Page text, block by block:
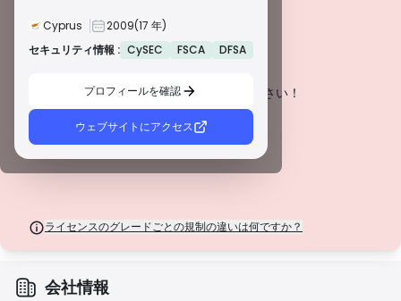
Cyprus 2009(17 年)
セキュリティ情報 : CySEC FSCA DFSA
プロフィールを確認
ウェブサイトにアクセス
警告
潜在的なリスクにご注意ください！
ライセンスのグレードごとの規制の違いは何ですか？
尊敬される地域規制当局によって付与されたこれらのライセンスは、資金の
ほど厳格ではありませんが、信頼できる地域保護を提供します。
新興市場の規制当局によって発行されたこれらのライセンスは、最低資本要
件やAMLポリシーなどの基本的な保護を提供します。監督はそれほど厳格で
はないため、トレーダーは注意して安全対策を確認する必要があります。
会社情報